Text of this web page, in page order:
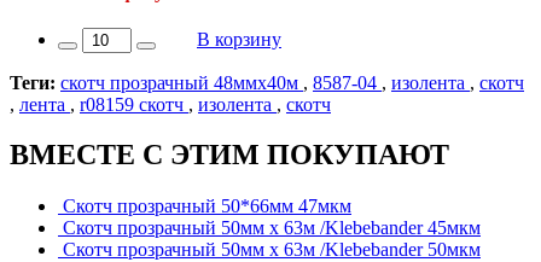
В корзину
Теги: скотч прозрачный 48ммх40м , 8587-04 , изолента , скотч
, лента , r08159 скотч , изолента , скотч
ВМЕСТЕ С ЭТИМ ПОКУПАЮТ
Скотч прозрачный 50*66мм 47мкм
Скотч прозрачный 50мм х 63м /Klebebander 45мкм
Скотч прозрачный 50мм х 63м /Klebebander 50мкм